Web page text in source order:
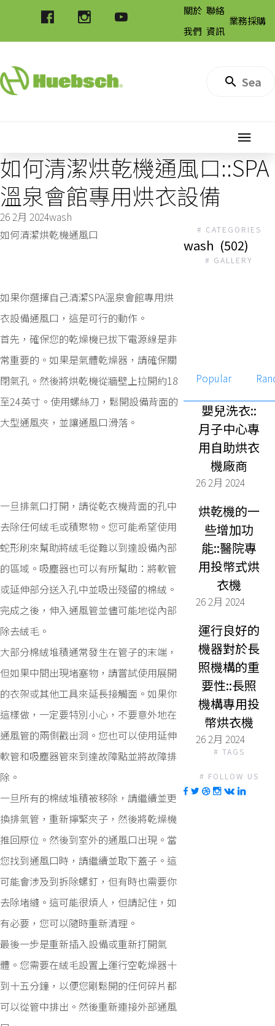
關於
我們
聯絡
資訊
業務採購
如何清潔烘乾機通風口::SPA
溫泉會館專用烘衣設備
26 2月 2024wash
如何清潔烘乾機通風口
如果你選擇自己清潔SPA溫泉會館專用烘
衣設備通風口，這是可行的動作。
首先，確保您的乾燥機已拔下電源線是非
常重要的。如果是氣體乾燥器，請確保關
閉氣孔。然後將烘乾機從牆壁上拉開約18
至24英寸。使用螺絲刀，鬆開設備背面的
大型通風夾，並讓通風口滑落。
一旦排氣口打開，請從乾衣機背面的孔中
去除任何絨毛或積聚物。您可能希望使用
蛇形刷來幫助將絨毛從難以到達設備內部
的區域。吸塵器也可以有所幫助：將軟管
或延伸部分送入孔中並吸出殘留的棉絨。
完成之後，伸入通風管並儘可能地從內部
除去絨毛。
大部分棉絨堆積通常發生在管子的末端，
但如果中間出現堵塞物，請嘗試使用展開
的衣架或其他工具來延長接觸面。如果你
這樣做，一定要特別小心，不要意外地在
通風管的兩側戳出洞。您也可以使用延伸
軟管和吸塵器管來到達故障點並將故障排
除。
一旦所有的棉絨堆積被移除，請繼續並更
換排氣管，重新擰緊夾子，然後將乾燥機
推回原位。然後到室外的通風口出現。當
您找到通風口時，請繼續並取下蓋子。這
可能會涉及到拆除螺釘，但有時也需要你
去除堵縫。這可能很煩人，但請記住，如
有必要，您可以隨時重新清理。
最後一步是重新插入設備或重新打開氣
體。您需要在絨毛設置上運行空乾燥器十
到十五分鐘，以便您剛鬆開的任何碎片都
可以從管中排出。然後重新連接外部通風
# CATEGORIES
wash (502)
# GALLERY
Popular
嬰兒洗衣::
月子中心專
用自助烘衣
機廠商
26 2月 2024
烘乾機的一
些增加功
能::醫院專
用投幣式烘
衣機
26 2月 2024
運行良好的
機器對於長
照機構的重
要性::長照
機構專用投
幣烘衣機
26 2月 2024
# TAGS
# FOLLOW US